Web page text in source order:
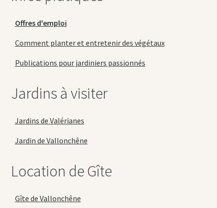
Offres d'emploi
Comment planter et entretenir des végétaux
Publications pour jardiniers passionnés
Jardins à visiter
Jardins de Valérianes
Jardin de Vallonchêne
Location de Gîte
Gîte de Vallonchêne